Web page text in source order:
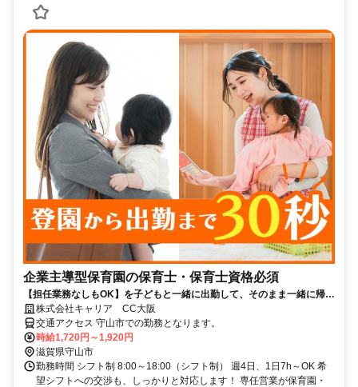
企業主導型保育園の保育士・保育士資格必須
【担任業務なしもOK】を子どもと一緒に出勤して、そのまま一緒に帰れ
る♪株式会社キャリア CC大阪
交通アクセス 守山市での勤務となります。
時給1,720円～1,920円
滋賀県守山市
勤務時間 シフト制 8:00～18:00（シフト制） 週4日、1日7h～OK 希
望シフトへの交渉も、しっかりと対応します！ 専任営業が保育園・